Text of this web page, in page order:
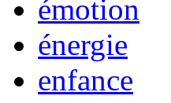
émotion
énergie
enfance